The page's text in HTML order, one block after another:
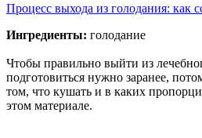
Процесс выхода из голодания: как
Ингредиенты: голодание
Чтобы правильно выйти из
подготовиться нужно заранее,
том, что кушать и в каких
этом материале.